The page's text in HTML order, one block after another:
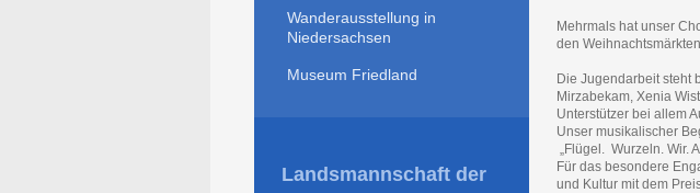
Mehrmals hat unser
den
Die Jugendarbeit steht
Mirzabekam, Xenia
Unterstützer bei allem
Unser musikalischer
„Flügel. Wurzeln. Wir.
Für das besondere
und Kultur mit dem
Wanderausstellung in
Niedersachsen
Museum Friedland
Landsmannschaft der